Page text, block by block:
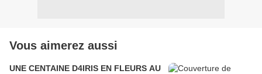
Vous aimerez aussi
UNE CENTAINE D4IRIS EN FLEURS AU